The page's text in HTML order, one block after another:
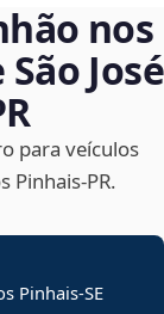
nos
José
para veículos
Pinhais‑PR.
Pinhais-SE